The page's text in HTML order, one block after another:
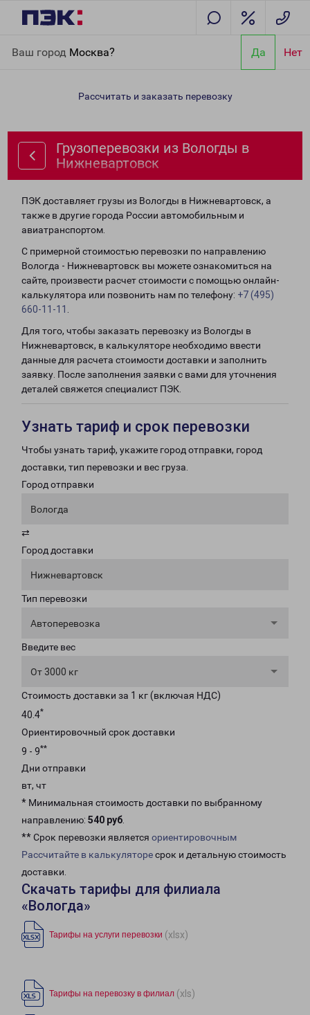
Ваш город Москва? Да Нет
Нижневартовск
Рассчитать и заказать перевозку
Грузоперевозки из Вологды в
Нижневартовск
ПЭК доставляет грузы из Вологды в Нижневартовск, а
также в другие города России автомобильным и
авиатранспортом.
С примерной стоимостью перевозки по направлению
Вологда - Нижневартовск вы можете ознакомиться на
сайте, произвести расчет стоимости с помощью онлайн-
калькулятора или позвонить нам по телефону: +7 (495)
660-11-11
Для того, чтобы заказать перевозку из Вологды в
Нижневартовск, в калькуляторе необходимо ввести
данные для расчета стоимости доставки и заполнить
заявку. После заполнения заявки с вами для уточнения
деталей свяжется специалист ПЭК.
Узнать тариф и срок перевозки
Чтобы узнать тариф, укажите город отправки, город
доставки, тип перевозки и вес груза.
Город отправки
Вологда
⇄
Город доставки
Нижневартовск
Тип перевозки
Автоперевозка
Введите вес
От 3000 кг
Стоимость доставки за 1 кг (включая НДС)
40.4*
Ориентировочный срок доставки
9 - 9**
Дни отправки
вт, чт
* Минимальная стоимость доставки по выбранному
направлению: 540 руб.
** Срок перевозки является ориентировочным
Рассчитайте в калькуляторесрок и детальную стоимость
доставки.
Скачать тарифы для филиала
«Вологда»
Тарифы на услуги перевозки (xlsx)
Тарифы на перевозку в филиал (xls)